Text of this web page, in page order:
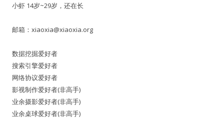
小虾 14岁~29岁，还在长
邮箱： xiaoxia@xiaoxia.org
数据挖掘爱好者
搜索引擎爱好者
网络协议爱好者
影视制作爱好者(非高手)
业余摄影爱好者(非高手)
业余桌球爱好者(非高手)